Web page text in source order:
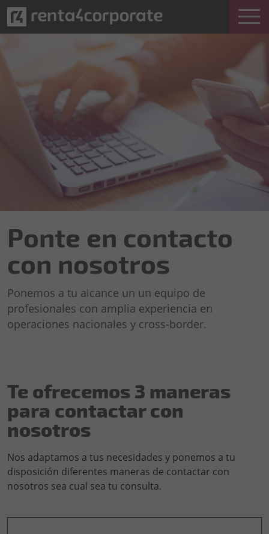
Ponte en contacto
con nosotros
Ponemos a tu alcance un un equipo de
profesionales con amplia experiencia en
operaciones nacionales y cross-border.
Te ofrecemos 3 maneras
para contactar con
nosotros
Nos adaptamos a tus necesidades y ponemos a tu
disposición diferentes maneras de contactar con
nosotros sea cual sea tu consulta.